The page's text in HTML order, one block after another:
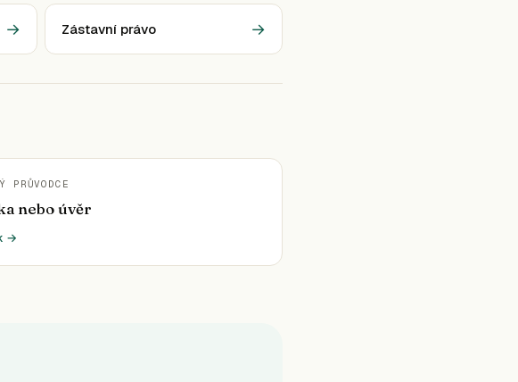
→ Zástavní právo →
PRŮVODCE
nebo úvěr
→